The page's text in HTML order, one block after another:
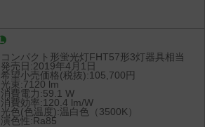
コンパクト形蛍光灯FHT57形3灯器具相当
発売日:2019年4月1日
希望小売価格(税抜):105,700円
光束:7120 lm
消費電力:59.1 W
消費効率:120.4 lm/W
光色(色温度):温白色（3500K）
演色性:Ra85